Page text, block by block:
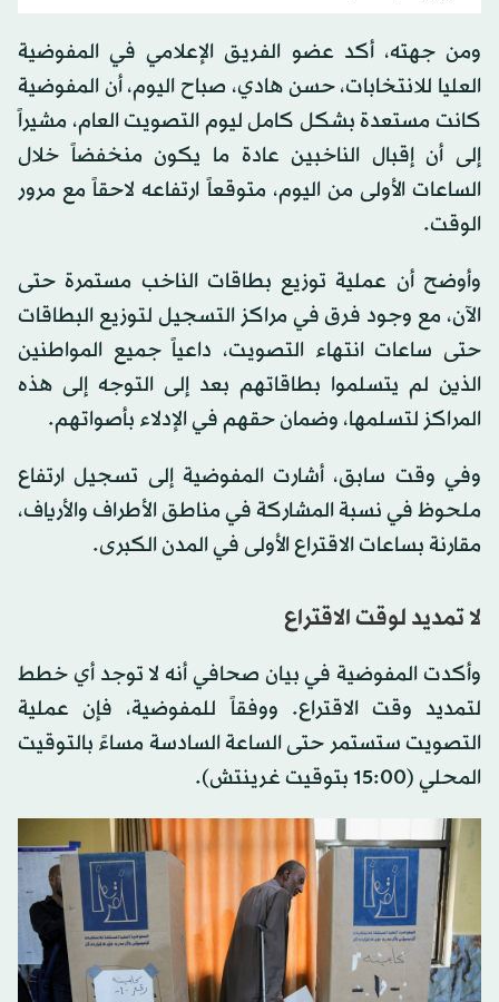
ومن جهته، أكد عضو الفريق الإعلامي في المفوضية
العليا للانتخابات، حسن هادي، صباح اليوم، أن المفوضية
كانت مستعدة بشكل كامل ليوم التصويت العام، مشيراً
إلى أن إقبال الناخبين عادة ما يكون منخفضاً خلال
الساعات الأولى من اليوم، متوقعاً ارتفاعه لاحقاً مع مرور
الوقت.
وأوضح أن عملية توزيع بطاقات الناخب مستمرة حتى
الآن، مع وجود فرق في مراكز التسجيل لتوزيع البطاقات
حتى ساعات انتهاء التصويت، داعياً جميع المواطنين
الذين لم يتسلموا بطاقاتهم بعد إلى التوجه إلى هذه
المراكز لتسلمها، وضمان حقهم في الإدلاء بأصواتهم.
وفي وقت سابق، أشارت المفوضية إلى تسجيل ارتفاع
ملحوظ في نسبة المشاركة في مناطق الأطراف والأرياف،
مقارنة بساعات الاقتراع الأولى في المدن الكبرى.
لا تمديد لوقت الاقتراع
وأكدت المفوضية في بيان صحافي أنه لا توجد أي خطط
لتمديد وقت الاقتراع. ووفقاً للمفوضية، فإن عملية
التصويت ستستمر حتى الساعة السادسة مساءً بالتوقيت
المحلي (15:00 بتوقيت غرينتش).